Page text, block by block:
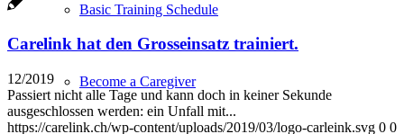
Basic Training Schedule
Become a Caregiver
Carelink hat den Grosseinsatz trainiert.
12/2019
Passiert nicht alle Tage und kann doch in keiner Sekunde
ausgeschlossen werden: ein Unfall mit...
https://carelink.ch/wp-content/uploads/2019/03/logo-carleink.svg 0 0